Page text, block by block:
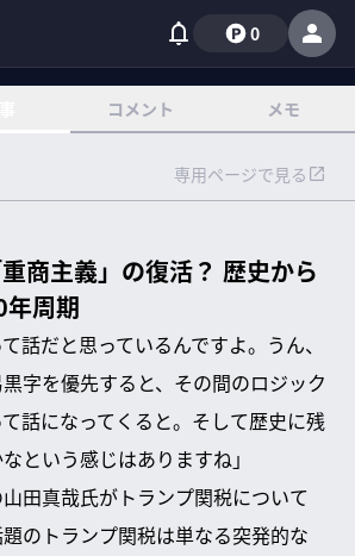
0
コメント メモ
専用ページで見る
商主義」の復活？ 歴史から
周期
話だと思っているんですよ。うん、
字を優先すると、その間のロジック
話になってくると。そして歴史に残
という感じはありますね」
田真哉氏がトランプ関税について
のトランプ関税は単なる突発的な